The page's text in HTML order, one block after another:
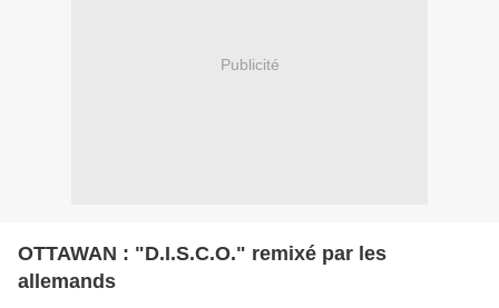
Publicité
OTTAWAN : "D.I.S.C.O." remixé par les
allemands